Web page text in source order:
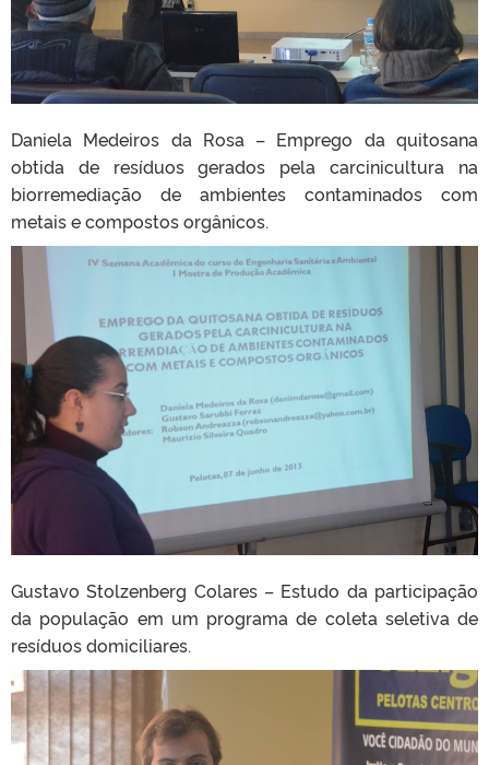
Daniela Medeiros da Rosa – Emprego da quitosana
obtida de resíduos gerados pela carcinicultura na
biorremediação de ambientes contaminados com
metais e compostos orgânicos.
Gustavo Stolzenberg Colares – Estudo da participação
da população em um programa de coleta seletiva de
resíduos domiciliares.